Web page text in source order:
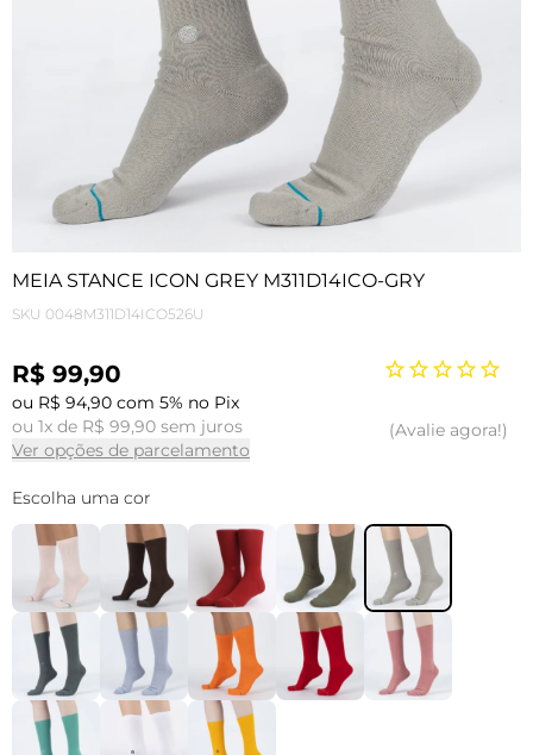
MEIA STANCE ICON GREY M311D14ICO-GRY
SKU 0048M311D14ICO526U
R$ 99,90
ou R$ 94,90 com 5% no Pix
ou 1x de R$ 99,90 sem juros
Ver opções de parcelamento
Avalie agora!
Escolha uma cor